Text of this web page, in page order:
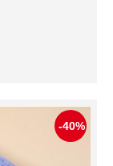
-40%